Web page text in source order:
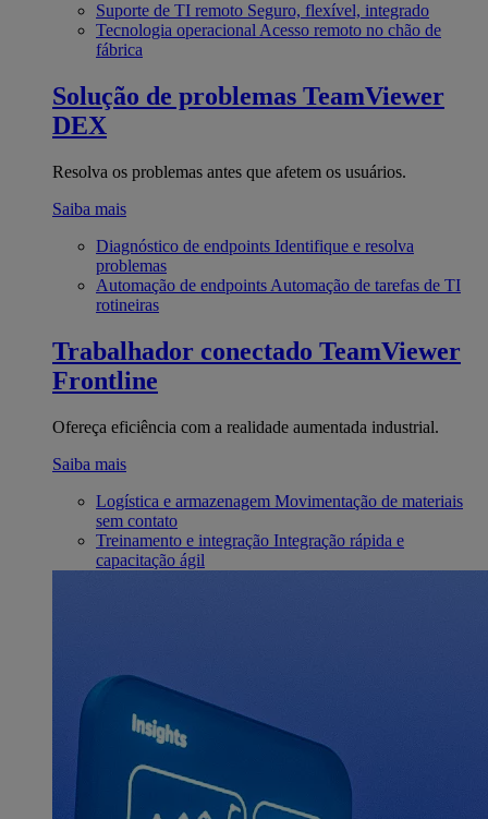
Suporte de TI remoto Seguro, flexível, integrado
Tecnologia operacional Acesso remoto no chão de
fábrica
Solução de problemas TeamViewer
DEX
Resolva os problemas antes que afetem os usuários.
Saiba mais
Diagnóstico de endpoints Identifique e resolva
problemas
Automação de endpoints Automação de tarefas de TI
rotineiras
Trabalhador conectado TeamViewer
Frontline
Ofereça eficiência com a realidade aumentada industrial.
Saiba mais
Logística e armazenagem Movimentação de materiais
sem contato
Treinamento e integração Integração rápida e
capacitação ágil